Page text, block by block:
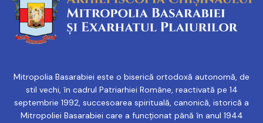
Mitropolia Basarabiei este o biserică ortodoxă autonomă, de
stil vechi, în cadrul Patriarhiei Române, reactivată pe 14
septembrie 1992, succesoarea spirituală, canonică, istorică a
Mitropoliei Basarabiei care a funcționat până în anul 1944